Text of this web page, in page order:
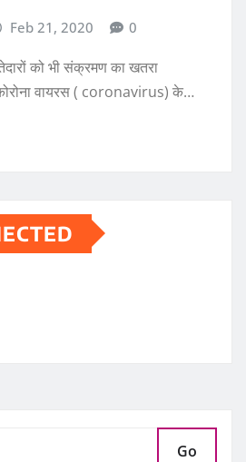
Feb 21, 2020 0
को भी संक्रमण का खतरा
वायरस ( coronavirus) के…
Go